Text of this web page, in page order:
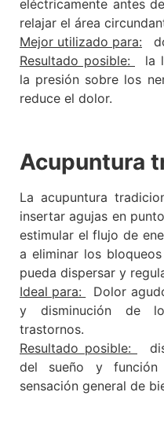
eléctricamente antes
relajar el área
Mejor utilizado para:
Resultado posible:
la
la presión sobre los
reduce el dolor.
Acupuntura
La acupuntura
insertar agujas en
estimular el flujo de
a eliminar los
pueda dispersar y
Ideal para:
Dolor
y disminución de
trastornos.
Resultado posible:
del sueño y
sensación general de